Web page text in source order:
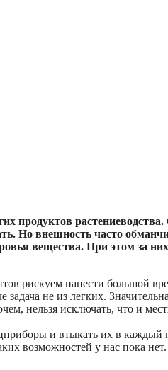
продуктов
Но внешность часто
вещества. При этом за
рискуем нанести большой
не из легких.
нельзя исключать, что и
и втыкать их в каждый
возможностей у нас пока нет.